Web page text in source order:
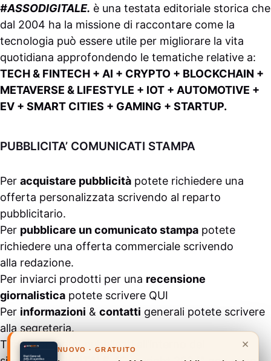
#ASSODIGITALE. è una testata editoriale storica che
dal 2004 ha la missione di raccontare come la
tecnologia può essere utile per migliorare la vita
quotidiana approfondendo le tematiche relative a:
TECH & FINTECH + AI + CRYPTO + BLOCKCHAIN +
METAVERSE & LIFESTYLE + IOT + AUTOMOTIVE +
EV + SMART CITIES + GAMING + STARTUP.
PUBBLICITA’ COMUNICATI STAMPA
Per acquistare pubblicità potete richiedere una
offerta personalizzata scrivendo al reparto
pubblicitario.
Per pubblicare un comunicato stampa potete
richiedere una offerta commerciale scrivendo
alla redazione.
Per inviarci prodotti per una recensione
giornalistica potete scrivere QUI
Per informazioni & contatti generali potete scrivere
alla segreteria.
Tutti i contenuti pubblicati all’interno del
×
NUOVO · GRATUITO